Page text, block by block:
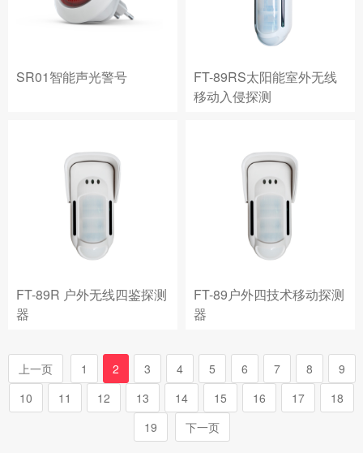
SR01智能声光警号
FT-89RS太阳能室外无线
移动入侵探测
FT-89R 户外无线四鉴探测
器
FT-89户外四技术移动探测
器
上一页 1 2 3 4 5 6 7 8
9
10
11 12 13 14 15 16 17
18
19
下一页